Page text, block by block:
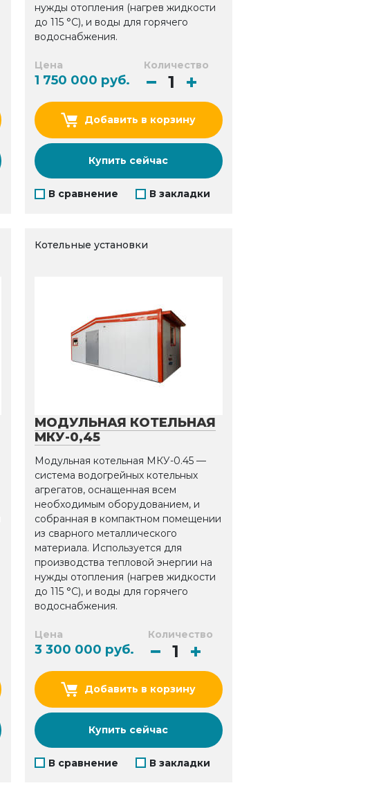
нужды отопления (нагрев жидкости
до 115 °С), и воды для горячего
водоснабжения.
Цена
1 750 000 руб.
Количество
Добавить в корзину
Купить сейчас
В сравнение В закладки
Котельные установки
МОДУЛЬНАЯ КОТЕЛЬНАЯ
МКУ-0,45
Модульная котельная МКУ-0.45 —
система водогрейных котельных
агрегатов, оснащенная всем
необходимым оборудованием, и
собранная в компактном помещении
из сварного металлического
материала. Используется для
производства тепловой энергии на
нужды отопления (нагрев жидкости
до 115 °С), и воды для горячего
водоснабжения.
Цена
3 300 000 руб.
Количество
Добавить в корзину
Купить сейчас
В сравнение В закладки